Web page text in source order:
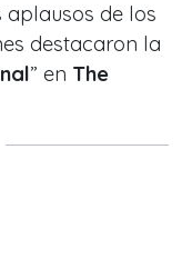
de los
destacaron la
” en The